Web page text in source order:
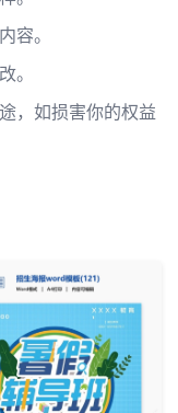
容。
。
，如损害你的权益